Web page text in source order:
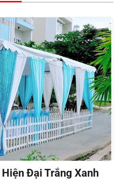
Hiện Đại Trắng Xanh